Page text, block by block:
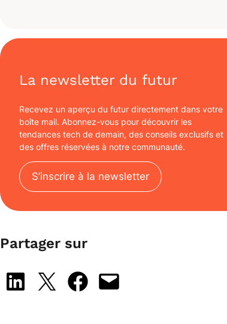
La newsletter du futur
Recevez un aperçu du futur directement dans votre
boîte mail. Abonnez-vous pour découvrir les
tendances tech de demain, des conseils exclusifs et
des offres réservées à notre communauté.
S’inscrire à la newsletter
Partager sur
Share on LinkedIn
Share on X Share on Facebook
Email this Page